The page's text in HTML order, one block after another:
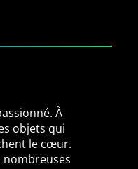
À
objets qui
le cœur.
nombreuses